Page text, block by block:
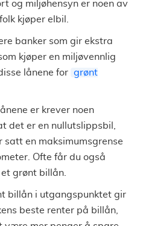
og miljøhensyn er noen av
kjøper elbil.
banker som gir ekstra
kjøper en miljøvennlig
lånene for grønt
er krever noen
det er en nullutslippsbil,
satt en maksimumsgrense
Ofte får du også
grønt billån.
billån i utgangspunktet gir
beste renter på billån,